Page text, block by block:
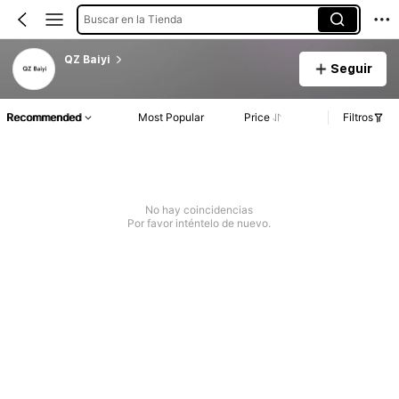
Buscar en la Tienda
QZ Baiyi
Seguir
Recommended Most Popular Price Filtros
No hay coincidencias
Por favor inténtelo de nuevo.